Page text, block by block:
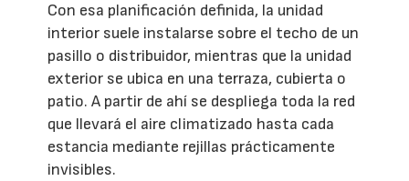
Con esa planificación definida, la unidad
interior suele instalarse sobre el techo de un
pasillo o distribuidor, mientras que la unidad
exterior se ubica en una terraza, cubierta o
patio. A partir de ahí se despliega toda la red
que llevará el aire climatizado hasta cada
estancia mediante rejillas prácticamente
invisibles.